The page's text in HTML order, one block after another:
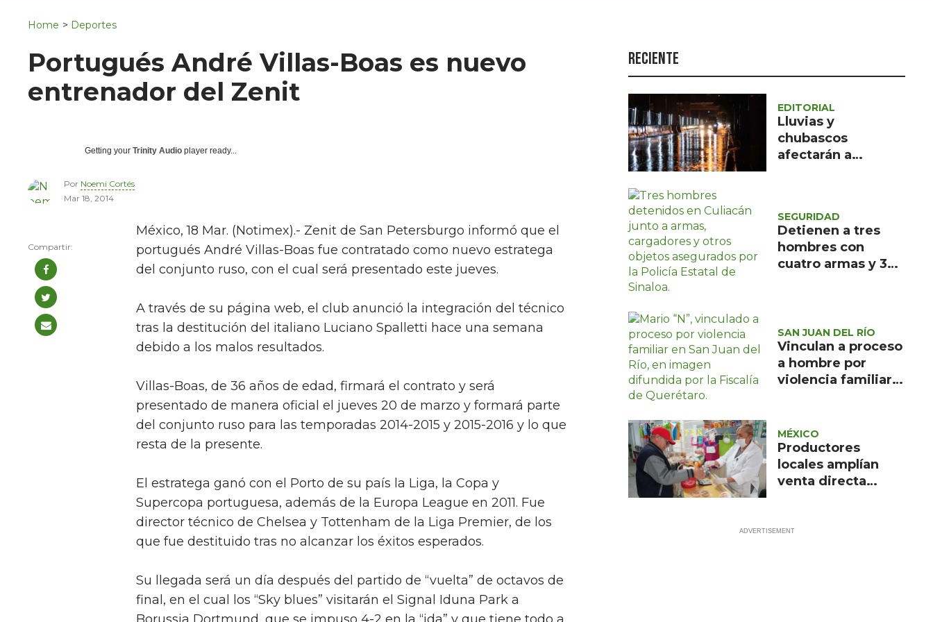
Política
Turismo
Asuntos Sociales
Estilo de vida
Home > Deportes
Portugués André Villas-Boas es nuevo
entrenador del Zenit
Getting your Trinity Audio player ready...
Por Noemi Cortés
Mar 18, 2014
México, 18 Mar. (Notimex).- Zenit de San Petersburgo informó que el
portugués André Villas-Boas fue contratado como nuevo estratega
del conjunto ruso, con el cual será presentado este jueves.
A través de su página web, el club anunció la integración del técnico
tras la destitución del italiano Luciano Spalletti hace una semana
debido a los malos resultados.
Villas-Boas, de 36 años de edad, firmará el contrato y será
presentado de manera oficial el jueves 20 de marzo y formará parte
del conjunto ruso para las temporadas 2014-2015 y 2015-2016 y lo que
resta de la presente.
El estratega ganó con el Porto de su país la Liga, la Copa y
Supercopa portuguesa, además de la Europa League en 2011. Fue
director técnico de Chelsea y Tottenham de la Liga Premier, de los
que fue destituido tras no alcanzar los éxitos esperados.
Su llegada será un día después del partido de “vuelta” de octavos de
final, en el cual los “Sky blues” visitarán el Signal Iduna Park a
Reciente
EDITORIAL
Lluvias y
chubascos
afectarán a
SEGURIDAD
Detienen a tres
hombres con
cuatro armas y 330
SAN JUAN DEL RÍO
Vinculan a proceso
a hombre por
violencia familiar
MÉXICO
Productores
locales amplían
venta directa